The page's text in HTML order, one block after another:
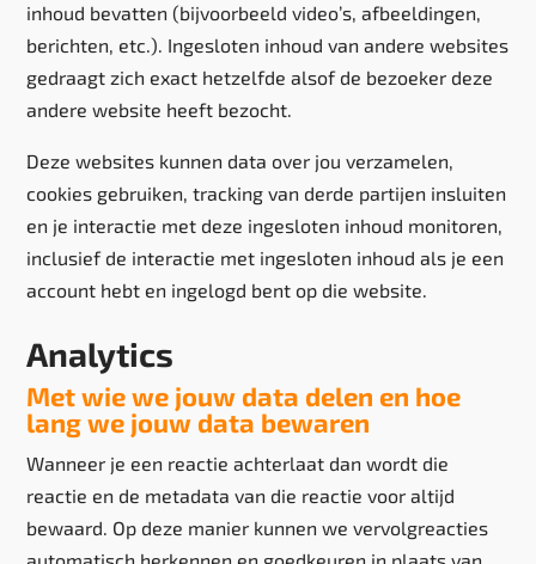
inhoud bevatten (bijvoorbeeld video’s, afbeeldingen,
berichten, etc.). Ingesloten inhoud van andere websites
gedraagt zich exact hetzelfde alsof de bezoeker deze
andere website heeft bezocht.
Deze websites kunnen data over jou verzamelen,
cookies gebruiken, tracking van derde partijen insluiten
en je interactie met deze ingesloten inhoud monitoren,
inclusief de interactie met ingesloten inhoud als je een
account hebt en ingelogd bent op die website.
Analytics
Met wie we jouw data delen en hoe
lang we jouw data bewaren
Wanneer je een reactie achterlaat dan wordt die
reactie en de metadata van die reactie voor altijd
bewaard. Op deze manier kunnen we vervolgreacties